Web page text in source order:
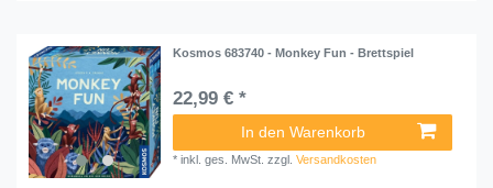
Kosmos 683740 - Monkey Fun - Brettspiel
22,99 € *
In den Warenkorb
*inkl. ges. MwSt. zzgl.Versandkosten